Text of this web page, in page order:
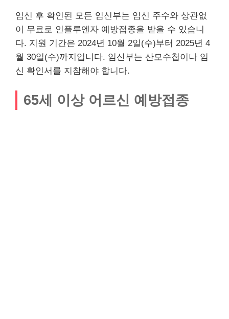
임신 후 확인된 모든 임신부는 임신 주수와 상관없
이 무료로 인플루엔자 예방접종을 받을 수 있습니
다. 지원 기간은 2024년 10월 2일(수)부터 2025년 4
월 30일(수)까지입니다. 임신부는 산모수첩이나 임
신 확인서를 지참해야 합니다.
65세 이상 어르신 예방접종